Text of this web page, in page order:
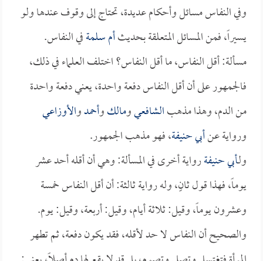
وفي النفاس مسائل وأحكام عديدة، تحتاج إلى وقوف عندها ولو
يسيراً، فمن المسائل المتعلقة بحديثأم سلمةفي النفاس.
مسألة: أقل النفاس، ما أقل النفاس؟ اختلف العلماء في ذلك،
فالجمهور على أن أقل النفاس دفعة واحدة، يعني دفعة واحدة
من الدم، وهذا مذهبالشافعيومالكوأحمدوالأوزاعي
ورواية عنأبي حنيفة، فهو مذهب الجمهور.
ولـأبي حنيفةرواية أخرى في المسألة: وهي أن أقله أحد عشر
يوماً، فهذا قول ثانٍ، وله رواية ثالثة: أن أقل النفاس خمسة
وعشرون يوماً، وقيل: ثلاثة أيام، وقيل: أربعة، وقيل: يوم.
والصحيح أن النفاس لا حد لأقله، فقد يكون دفعة، ثم تطهر